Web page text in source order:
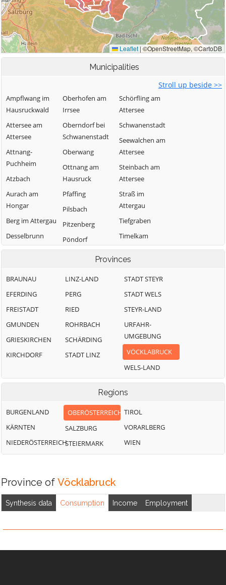
Municipalities
Stroll up beside >>
Ampflwang im
Hausruckwald
Attersee am
Attersee
Attnang-
Puchheim
Atzbach
Aurach am
Hongar
Berg im Attergau
Desselbrunn
Fornach
Hausruck
Frankenmarkt
Gampern
Innerschwand
Mondsee
Niederthalheim
Nußdorf am
Oberhofen am
Irrsee
Oberndorf bei
Schwanenstadt
Oberwang
Ottnang am
Hausruck
Pfaffing
Pilsbach
Pitzenberg
Pöndorf
Puchkirchen am
Pühret
Redleiten
Redlham
Regau
Rüstorf
Rutzenham
im Attergau
Schlatt
Schörfling am
Attersee
Schwanenstadt
Seewalchen am
Attersee
Steinbach am
Attersee
Straß im
Attergau
Tiefgraben
Timelkam
Ungenach
Attersee
Vöcklabruck
Vöcklamarkt
Weißenkirchen
im Attergau
Weyregg am
Attersee
Wolfsegg am
Hausruck
Zell am Moos
Zell am
Pettenfirst
Provinces
BRAUNAU
EFERDING
FREISTADT
GMUNDEN
GRIESKIRCHEN
KIRCHDORF
LINZ-LAND
PERG
RIED
ROHRBACH
SCHÄRDING
STADT LINZ
STADT STEYR
STADT WELS
STEYR-LAND
URFAHR-
UMGEBUNG
VÖCKLABRUCK
WELS-LAND
Regions
BURGENLAND
KÄRNTEN
NIEDERÖSTERREICH
OBERÖSTERREICH
SALZBURG
STEIERMARK
TIROL
VORARLBERG
WIEN
Province of Vöcklabruck
Synthesis data Consumption Income Employment